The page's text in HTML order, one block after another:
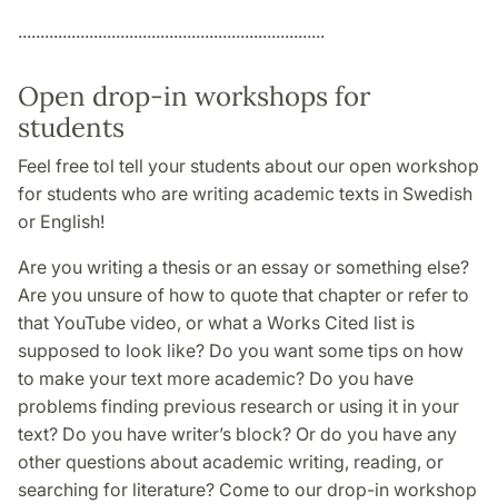
.....................................................................
Open drop-in workshops for
students
Feel free tol tell your students about our open workshop
for students who are writing academic texts in Swedish
or English!
Are you writing a thesis or an essay or something else?
Are you unsure of how to quote that chapter or refer to
that YouTube video, or what a Works Cited list is
supposed to look like? Do you want some tips on how
to make your text more academic? Do you have
problems finding previous research or using it in your
text? Do you have writer’s block? Or do you have any
other questions about academic writing, reading, or
searching for literature? Come to our drop-in workshop